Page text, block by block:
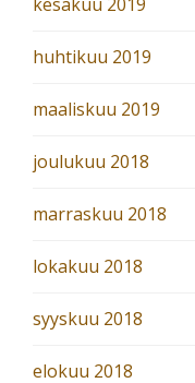
huhtikuu 2019
maaliskuu 2019
joulukuu 2018
marraskuu 2018
lokakuu 2018
syyskuu 2018
elokuu 2018